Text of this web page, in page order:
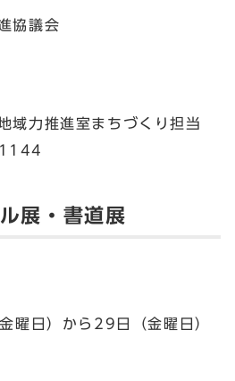
協議会
域力推進室まちづくり担当
展・書道展
曜日）から29日（金曜日）